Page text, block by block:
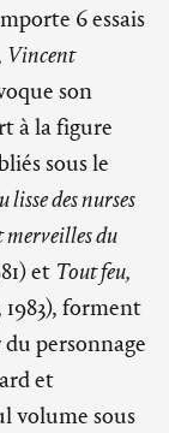
6 essais
Vincent
son
à la figure
sous le
lisse des nurses
merveilles du
et Tout feu,
forment
personnage
et
volume sous